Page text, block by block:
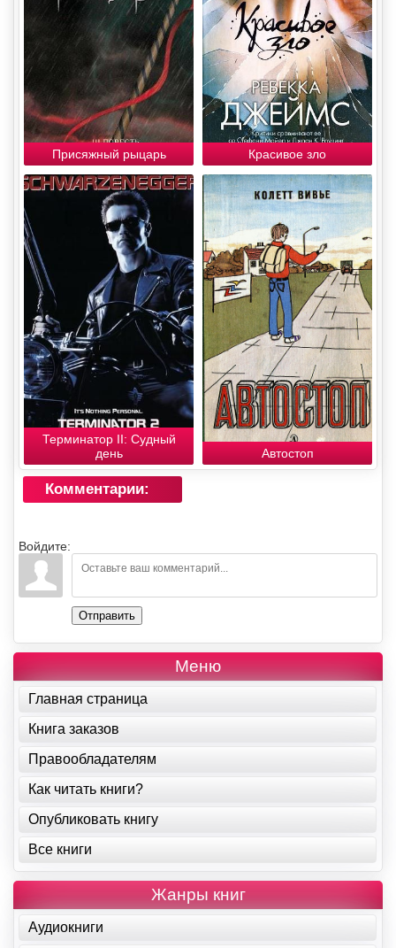
Присяжный рыцарь Красивое зло
Терминатор II: Судный
день
Автостоп
Комментарии:
Войдите:
Отправить
Меню
Главная страница
Книга заказов
Правообладателям
Как читать книги?
Опубликовать книгу
Все книги
Жанры книг
Аудиокниги